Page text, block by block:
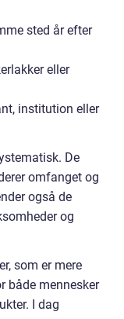
sted år efter
eller
institution eller
De
omfanget og
også de
og
som er mere
både mennesker
I dag